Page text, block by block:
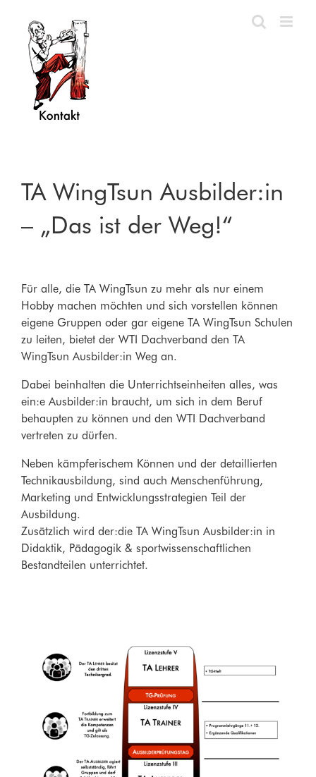
springen
TA WingTsun Ausbilder:in
– „Das ist der Weg!“
Für alle, die TA WingTsun zu mehr als nur einem
Hobby machen möchten und sich vorstellen können
eigene Gruppen oder gar eigene TA WingTsun Schulen
zu leiten, bietet der WTI Dachverband den TA
WingTsun Ausbilder:in Weg an.
Dabei beinhalten die Unterrichtseinheiten alles, was
ein:e Ausbilder:in braucht, um sich in dem Beruf
behaupten zu können und den WTI Dachverband
vertreten zu dürfen.
Neben kämpferischem Können und der detaillierten
Technikausbildung, sind auch Menschenführung,
Marketing und Entwicklungsstrategien Teil der
Ausbildung.
Zusätzlich wird der:die TA WingTsun Ausbilder:in in
Didaktik, Pädagogik & sportwissenschaftlichen
Bestandteilen unterrichtet.